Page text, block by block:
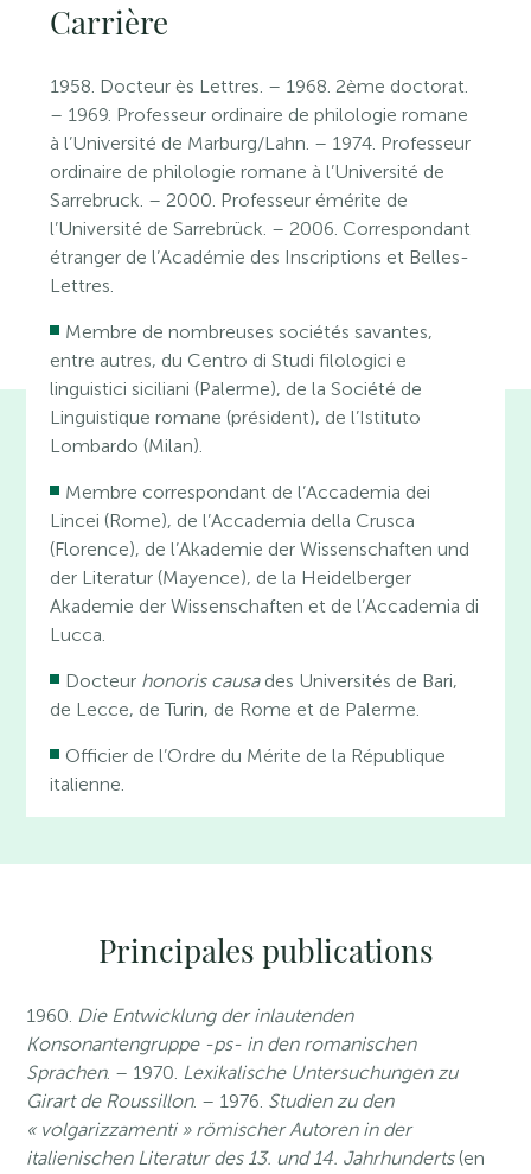
Carrière
1958. Docteur ès Lettres. – 1968. 2ème doctorat.
– 1969. Professeur ordinaire de philologie romane
à l’Université de Marburg/Lahn. – 1974. Professeur
ordinaire de philologie romane à l’Université de
Sarrebruck. – 2000. Professeur émérite de
l’Université de Sarrebrück. – 2006. Correspondant
étranger de l’Académie des Inscriptions et Belles-
Lettres.
Membre de nombreuses sociétés savantes,
entre autres, du Centro di Studi filologici e
linguistici siciliani (Palerme), de la Société de
Linguistique romane (président), de l’Istituto
Lombardo (Milan).
Membre correspondant de l’Accademia dei
Lincei (Rome), de l’Accademia della Crusca
(Florence), de l’Akademie der Wissenschaften und
der Literatur (Mayence), de la Heidelberger
Akademie der Wissenschaften et de l’Accademia di
Lucca.
Docteur honoris causades Universités de Bari,
de Lecce, de Turin, de Rome et de Palerme.
Officier de l’Ordre du Mérite de la République
italienne.
Principales publications
1960. Die Entwicklung der inlautenden
Konsonantengruppe -ps- in den romanischen
Sprachen. – 1970. Lexikalische Untersuchungen zu
Girart de Roussillon. – 1976. Studien zu den
« volgarizzamenti » römischer Autoren in der
italienischen Literatur des 13. und 14. Jahrhunderts(en